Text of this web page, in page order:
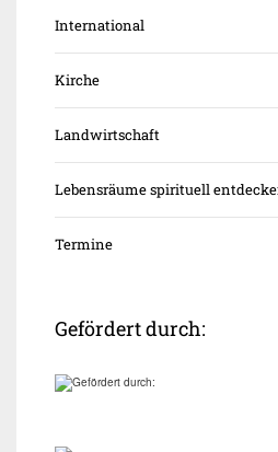
International
Kirche
Landwirtschaft
Lebensräume spirituell
Termine
Gefördert durch: